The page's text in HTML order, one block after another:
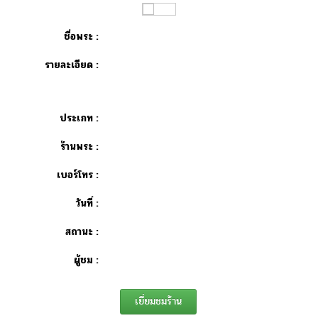
ชื่อพระ :
รายละเอียด :
ประเภท :
ร้านพระ :
เบอร์โทร :
วันที่ :
สถานะ :
ผู้ชม :
เยี่ยมชมร้าน